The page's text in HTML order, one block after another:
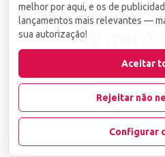
Infrações serão denunciadas
melhor por aqui, e os de
lançamentos mais relevantes —
sua autorização!
Aceitar
Rejeitar não
Configurar